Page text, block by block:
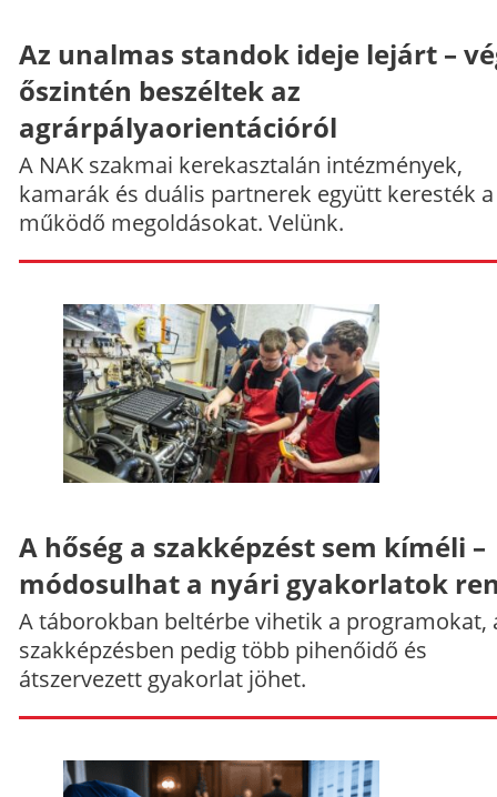
Az unalmas standok ideje lejárt –
őszintén beszéltek az
agrárpályaorientációról
A NAK szakmai kerekasztalán intézmények,
kamarák és duális partnerek együtt keresték a
működő megoldásokat. Velünk.
A hőség a szakképzést sem kíméli –
módosulhat a nyári gyakorlatok
A táborokban beltérbe vihetik a programokat,
szakképzésben pedig több pihenőidő és
átszervezett gyakorlat jöhet.